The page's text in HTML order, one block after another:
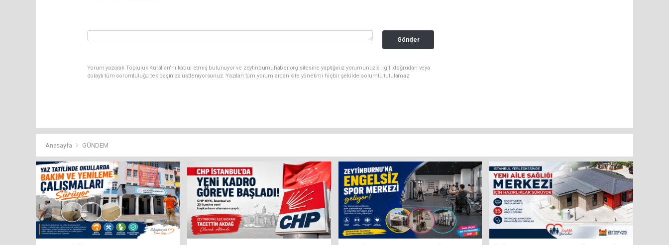
Gönder
Yorum yazarak Topluluk Kuralları’nı kabul etmiş bulunuyor ve zeytinburnuhaber.org sitesine yaptığınız yorumunuzla ilgili doğrudan veya
dolaylı tüm sorumluluğu tek başınıza üstleniyorsunuz. Yazılan tüm yorumlardan site yönetimi hiçbir şekilde sorumlu tutulamaz.
Anasayfa GÜNDEM